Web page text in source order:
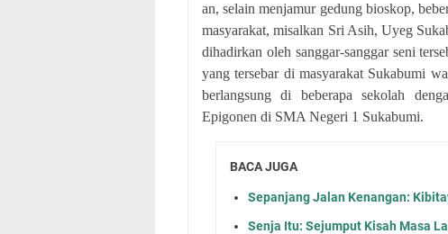
an, selain menjamur gedung bioskop,
masyarakat, misalkan Sri Asih, Uyeg
dihadirkan oleh sanggar-sanggar seni
yang tersebar di masyarakat Sukabumi
berlangsung di beberapa sekolah
Epigonen di SMA Negeri 1 Sukabumi.
BACA JUGA
Sepanjang Jalan Kenangan:
Senja Itu: Sejumput Kisah Masa